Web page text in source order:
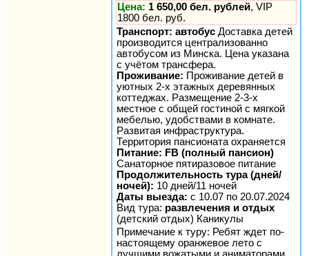
Цена: 1 650,00 бел. рублей, VIP
1800 бел. руб.
Транспорт: автобус Доставка детей
производится централизованно
автобусом из Минска. Цена указана
с учётом трансфера.
Проживание: Проживание детей в
уютных 2-х этажных деревянных
коттеджах. Размещение 2-3-х
местное с общей гостиной с мягкой
мебелью, удобствами в комнате.
Развитая инфраструктура.
Территория пансионата охраняется
Питание: FB (полный пансион)
Санаторное пятиразовое питание
Продолжительность тура (дней/
ночей): 10 дней/11 ночей
Даты выезда: с 10.07 по 20.07.2024
Вид тура: развлечения и отдых
(детский отдых) Каникулы
Примечание к туру: Ребят ждет по-
настоящему оранжевое лето с
лучшими вожатыми и аниматорами